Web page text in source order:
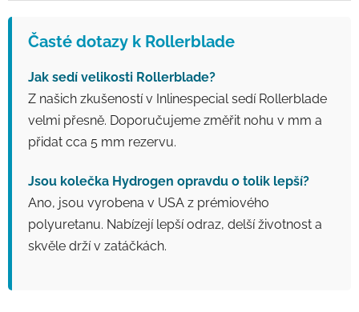
Časté dotazy k Rollerblade
Jak sedí velikosti Rollerblade?
Z našich zkušeností v Inlinespecial sedí Rollerblade
velmi přesně. Doporučujeme změřit nohu v mm a
přidat cca 5 mm rezervu.
Jsou kolečka Hydrogen opravdu o tolik lepší?
Ano, jsou vyrobena v USA z prémiového
polyuretanu. Nabízejí lepší odraz, delší životnost a
skvěle drží v zatáčkách.